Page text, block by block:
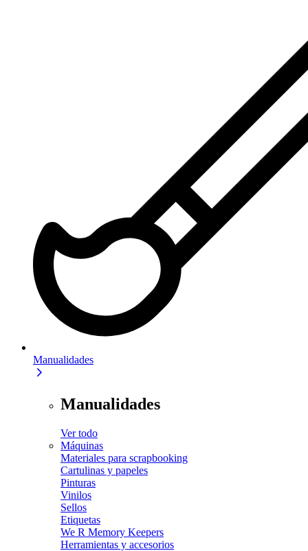
Manualidades
Manualidades
Ver todo
Máquinas
Materiales para scrapbooking
Cartulinas y papeles
Pinturas
Vinilos
Sellos
Etiquetas
We R Memory Keepers
Herramientas y accesorios